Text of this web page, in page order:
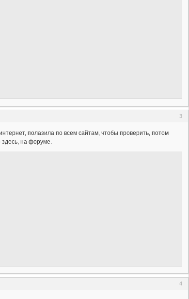
3
полазила по всем сайтам, чтобы проверить, потом
на форуме.
4